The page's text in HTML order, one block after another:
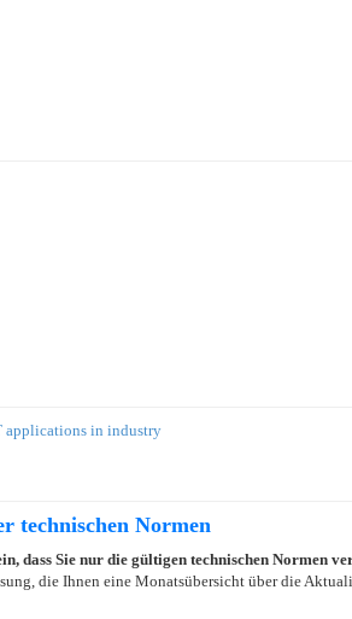
applications in industry
technischen Normen
dass Sie nur die gültigen technischen Normen
die Ihnen eine Monatsübersicht über die